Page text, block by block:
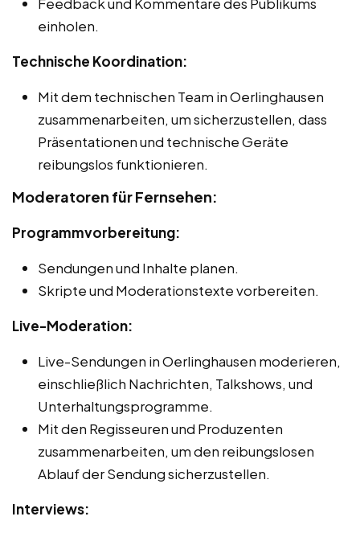
einholen.
Technische Koordination:
Mit dem technischen Team in Oerlinghausen
zusammenarbeiten, um sicherzustellen, dass
Präsentationen und technische Geräte
reibungslos funktionieren.
Moderatoren für Fernsehen:
Programmvorbereitung:
Sendungen und Inhalte planen.
Skripte und Moderationstexte vorbereiten.
Live-Moderation:
Live-Sendungen in Oerlinghausen moderieren,
einschließlich Nachrichten, Talkshows, und
Unterhaltungsprogramme.
Mit den Regisseuren und Produzenten
zusammenarbeiten, um den reibungslosen
Ablauf der Sendung sicherzustellen.
Interviews: